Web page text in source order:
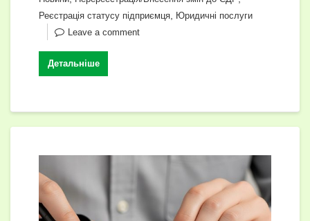
o
k
p
g
er
n
k
т
и
Реєстрація статусу підприємця, Юридичні послуги
Leave a comment
Детальніше